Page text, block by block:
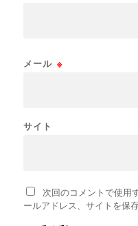
メール ※
サイト
次回のコメントで使用
ールアドレス、サイトを保存